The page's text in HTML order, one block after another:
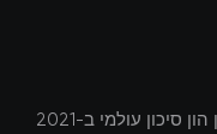
נוף ההון סיכון עבר שינוי משמעותי, ומימון הון סיכון עולמי ב-2021